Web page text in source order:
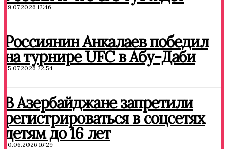
29.07.2026 12:46
Россиянин Анкалаев победил
на турнире UFC в Абу-Даби
25.07.2026 22:54
В Азербайджане запретили
регистрироваться в соцсетях
детям до 16 лет
30.06.2026 16:29